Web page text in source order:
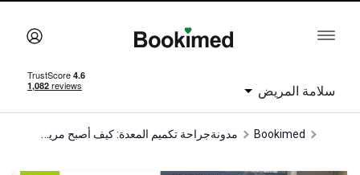
سلامة المريض
Bookimed مدونة جراحة تكميم المعدة: كيف أصبح مريضنا أكثر نحافة وصحة